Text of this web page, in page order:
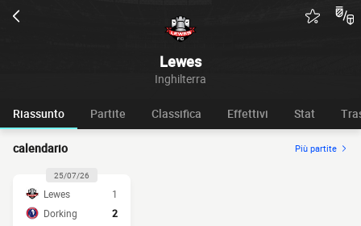
Lewes
Inghilterra
Riassunto Partite Classifica Effettivi Stat
calendario Più partite
25/07/26
Lewes
1
Dorking
2